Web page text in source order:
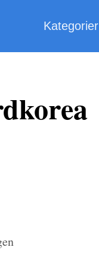
Kategorier